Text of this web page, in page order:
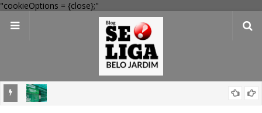
"cookieOptions = {close};"